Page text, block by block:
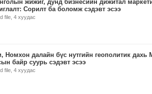
жижиг, дунд бизнесийн дижитал
Сорилт ба боломж сэдэвт эсээ
file, 4 хуудас
Номхон далайн бүс нутгийн геополитик дахь
байр суурь сэдэвт эсээ
file, 4 хуудас